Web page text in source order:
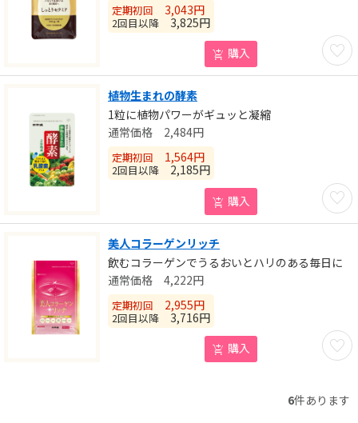
お気
定期初回 3,043円
2回目以降 3,825円
購入
植物生まれの酵素
1粒に植物パワーがギュッと凝縮
お気
2,484円
定期初回 1,564円
2回目以降 2,185円
購入
美人コラーゲンリッチ
飲むコラーゲンでうるおいとハリのある毎日に
お気
4,222円
定期初回 2,955円
2回目以降 3,716円
購入
6件あります